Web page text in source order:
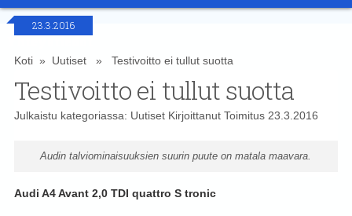
23.3.2016
Koti» Uutiset» Testivoitto ei tullut suotta
Testivoitto ei tullut suotta
Julkaistu kategoriassa: UutisetKirjoittanut Toimitus23.3.2016
Audin talviominaisuuksien suurin puute on matala maavara.
Audi A4 Avant 2,0 TDI quattro S tronic